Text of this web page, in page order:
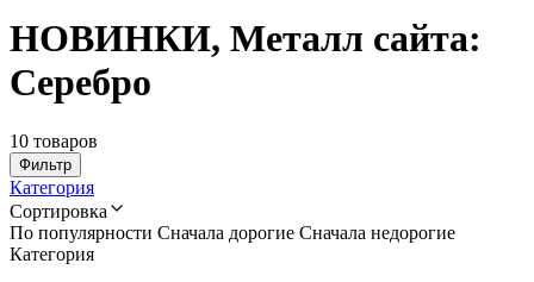
НОВИНКИ, Металл сайта:
Серебро
10 товаров
Фильтр
Категория
Сортировка
По популярности Сначала дорогие Сначала недорогие
Категория